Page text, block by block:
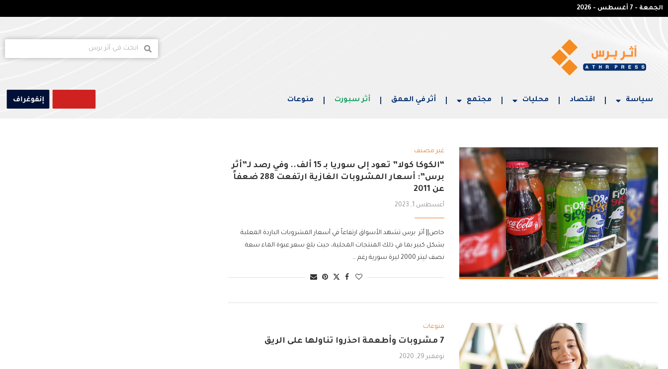
الجمعة - 7 أغسطس - 2026
سياسة اقتصاد محليات مجتمع أثر في العمق أثر سبورت منوعات
غير مصنف
“الكوكا كولا” تعود إلى سوريا بـ 15 ألف.. وفي رصد لـ”أثر
برس”: أسعار المشروبات الغازية ارتفعت 288 ضعفاً
عن 2011
أغسطس 1, 2023
خاص|| أثر برس تشهد الأسواق ارتفاعاً في أسعار المشروبات الباردة المعلبة
بشكل كبير بما في ذلك المنتجات المحلية، حيث بلغ سعر عبوة الماء سعة
نصف ليتر 2000 ليرة سورية رغم …
منوعات
7 مشروبات وأطعمة احذروا تناولها على الريق
نوفمبر 29, 2020